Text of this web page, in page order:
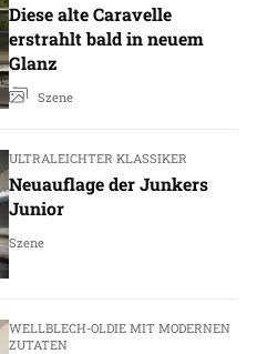
Diese alte Caravelle
erstrahlt bald in neuem
Glanz
Szene
ULTRALEICHTER KLASSIKER
Neuauflage der Junkers
Junior
Szene
WELLBLECH-OLDIE MIT MODERNEN
ZUTATEN